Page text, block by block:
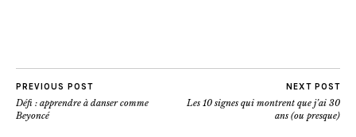
PREVIOUS POST
Défi : apprendre à danser comme
Beyoncé
NEXT POST
Les 10 signes qui montrent que j’ai 30
ans (ou presque)